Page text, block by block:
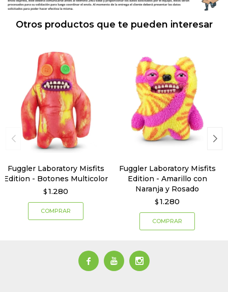
Otros productos que te pueden interesar
Fuggler Laboratory Misfits
Edition - Botones Multicolor
$ 1.280
Fuggler Laboratory Misfits
Edition - Amarillo con
Naranja y Rosado
$ 1.280
  